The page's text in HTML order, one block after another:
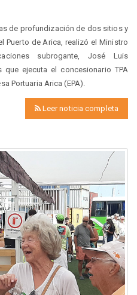
de profundización de dos sitios y
Puerto de Arica, realizó el Ministro
subrogante, José Luis
ejecuta el concesionario TPA
Portuaria Arica (EPA).
Leer noticia completa